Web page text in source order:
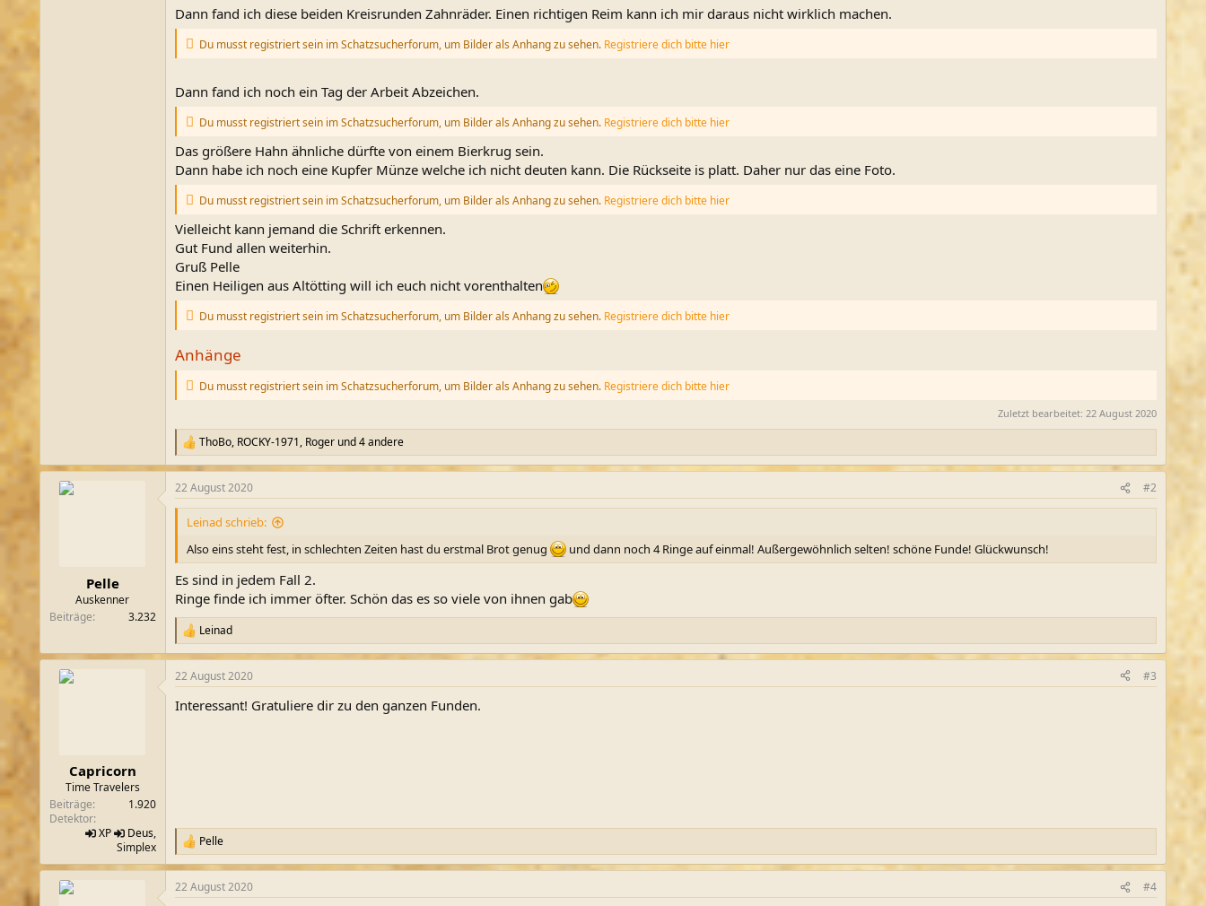
Dann fand ich diese beiden Kreisrunden Zahnräder. Einen richtigen Reim kann ich mir daraus nicht wirklich machen.
Du musst registriert sein im Schatzsucherforum, um Bilder als Anhang zu sehen. Registriere dich bitte hier
Dann fand ich noch ein Tag der Arbeit Abzeichen.
Du musst registriert sein im Schatzsucherforum, um Bilder als Anhang zu sehen. Registriere dich bitte hier
Das größere Hahn ähnliche dürfte von einem Bierkrug sein.
Dann habe ich noch eine Kupfer Münze welche ich nicht deuten kann. Die Rückseite is platt. Daher nur das eine Foto.
Du musst registriert sein im Schatzsucherforum, um Bilder als Anhang zu sehen. Registriere dich bitte hier
Vielleicht kann jemand die Schrift erkennen.
Gut Fund allen weiterhin.
Gruß Pelle
Einen Heiligen aus Altötting will ich euch nicht vorenthalten
Du musst registriert sein im Schatzsucherforum, um Bilder als Anhang zu sehen. Registriere dich bitte hier
Anhänge
Du musst registriert sein im Schatzsucherforum, um Bilder als Anhang zu sehen. Registriere dich bitte hier
Zuletzt bearbeitet: 22 August 2020
R
e
a
k
t
n
e
n
:
ThoBo, ROCKY-1971, Rogerund 4 andere
Pelle
Auskenner
Beiträge
3.232
22 August 2020 #2
Leinad schrieb:
Also eins steht fest, in schlechten Zeiten hast du erstmal Brot genug
und dann noch 4 Ringe auf einmal! Außergewöhnlich selten! schöne Funde! Glückwunsch!
Es sind in jedem Fall 2.
Ringe finde ich immer öfter. Schön das es so viele von ihnen gab
R
e
a
k
i
Leinad
Capricorn
Time Travelers
Beiträge
1.920
Detektor
XP
Deus,
Simplex
22 August 2020 #3
Interessant! Gratuliere dir zu den ganzen Funden.
R
e
a
k
Pelle
22 August 2020 #4